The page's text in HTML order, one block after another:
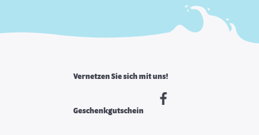
Vernetzen Sie sich mit uns!
Geschenkgutschein